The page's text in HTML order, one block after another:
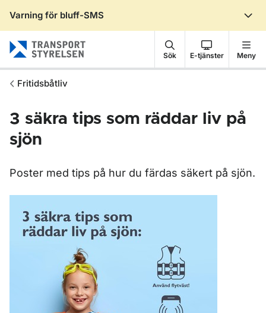
Varning för bluff-SMS
Sök E-tjänster Meny
Fritidsbåtliv
3 säkra tips som räddar liv på
sjön
Poster med tips på hur du färdas säkert på sjön.